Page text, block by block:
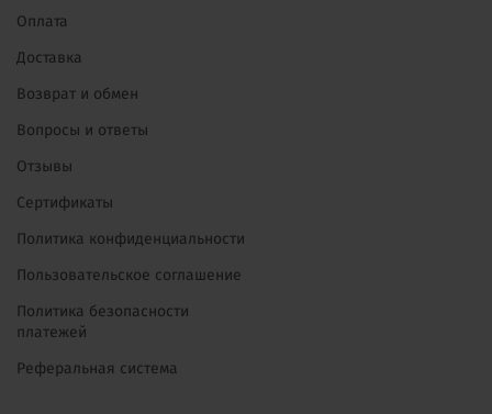
Оплата
Доставка
Возврат и обмен
Вопросы и ответы
Отзывы
Сертификаты
Политика конфиденциальности
Пользовательское соглашение
Политика безопасности
платежей
Реферальная система